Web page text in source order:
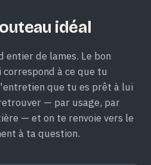
idéal
entier de lames. Le bon
à ce que tu
que tu es prêt à lui
— par usage, par
— et on te renvoie vers le
à ta question.